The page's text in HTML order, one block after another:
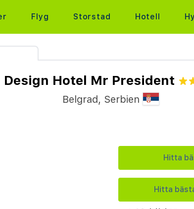
Flyg Storstad Hotell
Design Hotel Mr President
Belgrad, Serbien
Hitta
Hitta